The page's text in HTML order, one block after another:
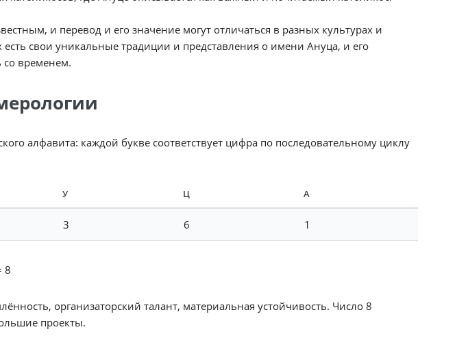
и перевод и его значение могут отличаться в разных культурах и
есть свои уникальные традиции и представления о имени Ануца, и его
временем.
алфавита: каждой букве соответствует цифра по последовательному циклу
У Ц А
3 6 1
8
организаторский талант, материальная устойчивость. Число 8
проекты.